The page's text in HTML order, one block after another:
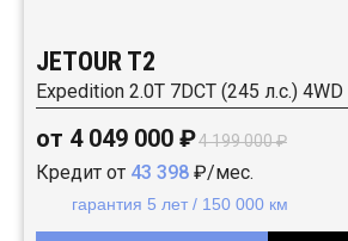
JETOUR T2
Expedition 2.0T 7DCT (245 л.с.) 4WD
от 4 049 000 ₽4 199 000 ₽
Кредит от 43 398 ₽/мес.
гарантия 5 лет / 150 000 км